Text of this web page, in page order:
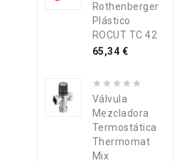
Rothenberger
Plástico
ROCUT TC 42
Precio
65,34 €
Válvula
Mezcladora
Termostática
Thermomat
Mix